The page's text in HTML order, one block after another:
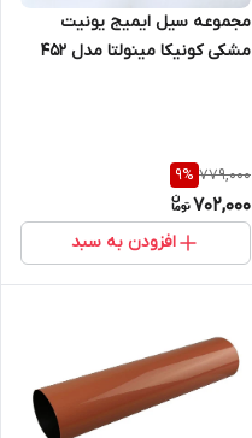
مجموعه سیل ایمیج یونیت
مشکی کونیکا مینولتا مدل 452
779,000
9%
702,000
افزودن به سبد